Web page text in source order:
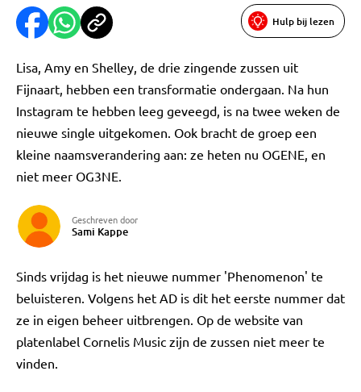
Hulp bij lezen
Lisa, Amy en Shelley, de drie zingende zussen uit
Fijnaart, hebben een transformatie ondergaan. Na hun
Instagram te hebben leeg geveegd, is na twee weken de
nieuwe single uitgekomen. Ook bracht de groep een
kleine naamsverandering aan: ze heten nu OGENE, en
niet meer OG3NE.
Geschreven door
Sami Kappe
Sinds vrijdag is het nieuwe nummer 'Phenomenon' te
beluisteren. Volgens het AD is dit het eerste nummer dat
ze in eigen beheer uitbrengen. Op de website van
platenlabel Cornelis Music zijn de zussen niet meer te
vinden.